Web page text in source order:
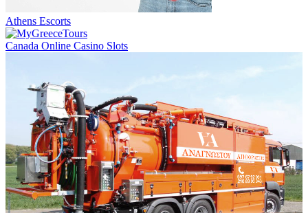
Athens Escorts
Canada Online Casino Slots